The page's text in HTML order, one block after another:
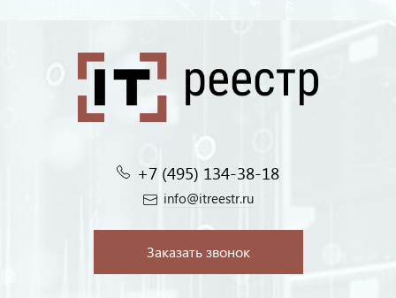
+7 (495) 134-38-18‬
info@itreestr.ru
Заказать звонок